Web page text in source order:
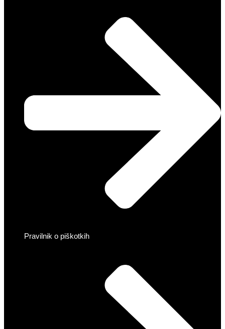
Pravilnik o piškotkih